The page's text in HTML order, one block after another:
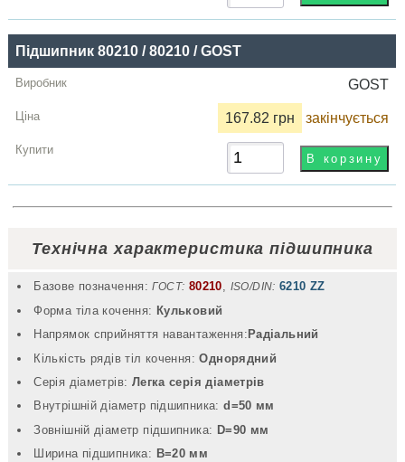
Підшипник 80210 / 80210 / GOST
GOST
167.82 грн закінчується
Технічна характеристика підшипника
Базове позначення: ГОСТ: 80210, ISO/DIN: 6210 ZZ
Форма тіла кочення: Кульковий
Напрямок сприйняття навантаження: Радіальний
Кількість рядів тіл кочення:Однорядний
Серія діаметрів: Легка серія діаметрів
Внутрішній діаметр підшипника:d=50 мм
Зовнішній діаметр підшипника: D=90 мм
Ширина підшипника: B=20 мм